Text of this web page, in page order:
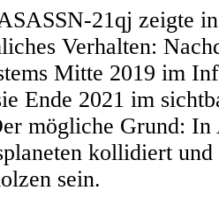
21qj zeigte
Verhalten:
Mitte 2019 im
Ende 2021 im
mögliche Grund: In
kollidiert und
sein.